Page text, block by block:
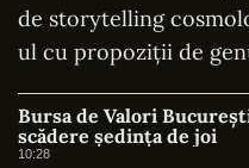
de storytelling
ul cu propoziții de
Bursa de Valori
scădere ședința de joi
10:28